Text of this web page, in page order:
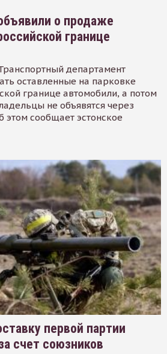
о продаже
границе
департамент
оставленные на парковке
границе автомобили, а потом
не объявятся через
этом сообщает эстонское
первой партии
счет союзников